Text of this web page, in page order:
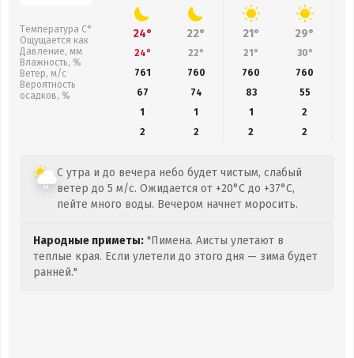
Температура С°
Ощущается как
Давление, мм
Влажность, %
Ветер, м/с
Вероятность
осадков, %
24° 22° 21° 29°
24° 22° 21° 30°
761
760 760 760
67
74 83 55
1
1 1
2
2
2 2 2
С утра и до вечера небо будет чистым, слабый
ветер до 5 м/с. Ожидается от +20°C до +37°C,
пейте много воды. Вечером начнет моросить.
Народные приметы: "Пимена. Аисты улетают в
теплые края. Если улетели до этого дня — зима будет
ранней."